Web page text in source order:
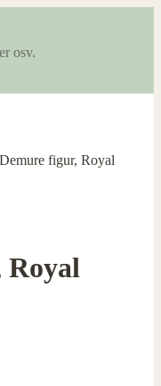
osv.
figur, Royal
Royal